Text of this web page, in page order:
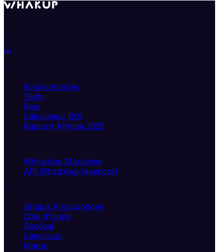
Fonctionnalités
Tarifs
Blog
Calculateur ROI
Rapport Afrique 2025
WhatsApp Marketing
API WhatsApp (agences)
Afrique Francophone
Côte d'Ivoire
Sénégal
Cameroun
Maroc